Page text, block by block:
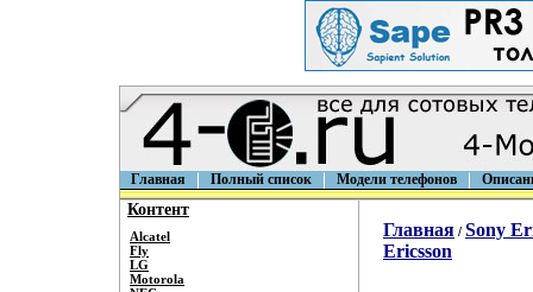
Главная Полный список Модели телефонов
Контент
Alcatel
Fly
LG
Motorola
Главная / Sony
Ericsson